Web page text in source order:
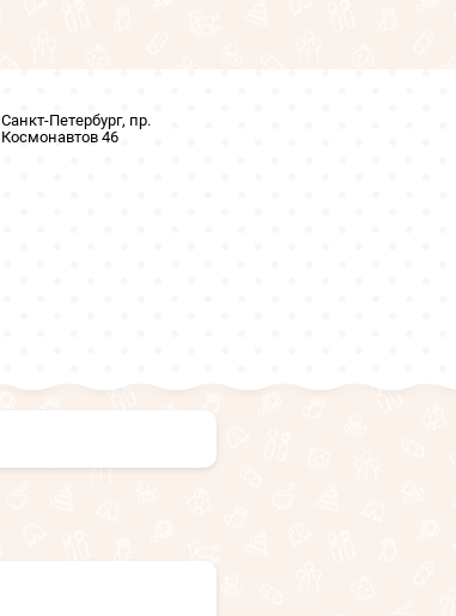
Санкт-Петербург, пр.
Космонавтов 46